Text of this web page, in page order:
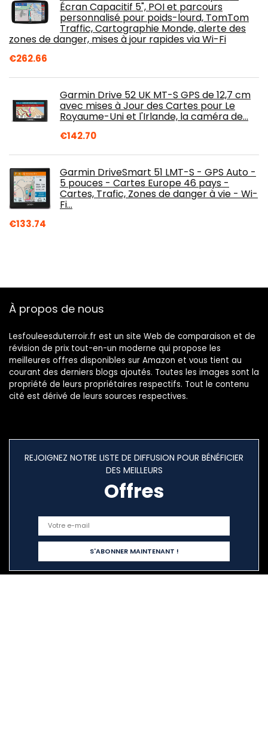
Écran Capacitif 5", POI et parcours
personnalisé pour poids-lourd, TomTom
Traffic, Cartographie Monde, alerte des
zones de danger, mises à jour rapides via Wi-Fi
€262.66
Garmin Drive 52 UK MT-S GPS de 12,7 cm
avec mises à Jour des Cartes pour Le
Royaume-Uni et l'Irlande, la caméra de…
€142.70
Garmin DriveSmart 51 LMT-S - GPS Auto -
5 pouces - Cartes Europe 46 pays -
Cartes, Trafic, Zones de danger à vie - Wi-
Fi…
€133.74
À propos de nous
Lesfouleesduterroir.fr est un site Web de comparaison et de
révision de prix tout-en-un moderne qui propose les
meilleures offres disponibles sur Amazon et vous tient au
courant des derniers blogs ajoutés. Toutes les images sont la
propriété de leurs propriétaires respectifs. Tout le contenu
cité est dérivé de leurs sources respectives.
REJOIGNEZ NOTRE LISTE DE DIFFUSION POUR BÉNÉFICIER
DES MEILLEURS
Offres